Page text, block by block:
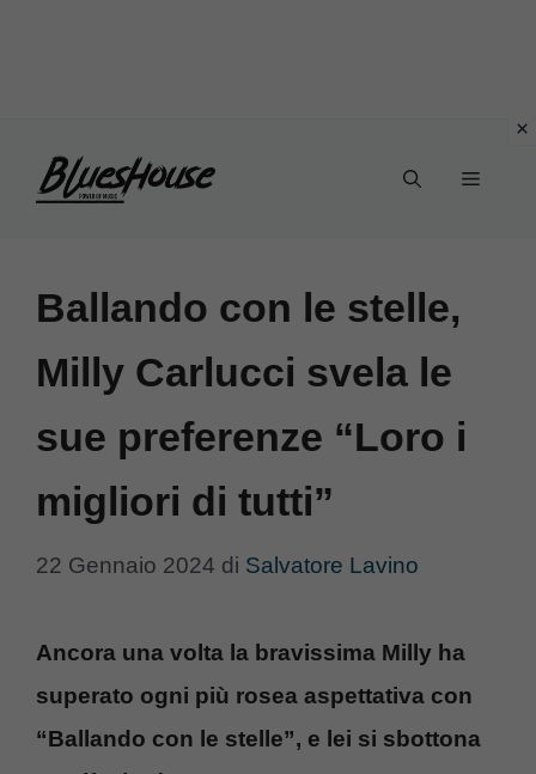
Menu
Ballando con le stelle,
Milly Carlucci svela le
sue preferenze “Loro i
migliori di tutti”
22 Gennaio 2024 di Salvatore Lavino
Ancora una volta la bravissima Milly ha
superato ogni più rosea aspettativa con
“Ballando con le stelle”, e lei si sbottona